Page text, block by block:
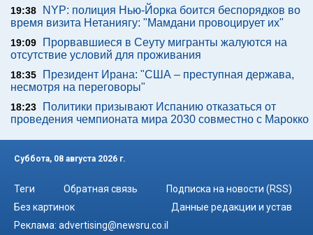
19:38
NYP: полиция Нью-Йорка боится беспорядков во
время визита Нетаниягу: "Мамдани провоцирует их"
19:09
Прорвавшиеся в Сеуту мигранты жалуются на
отсутствие условий для проживания
18:35
Президент Ирана: "США – преступная держава,
несмотря на переговоры"
18:23
Политики призывают Испанию отказаться от
проведения чемпионата мира 2030 совместно с Марокко
Суббота, 08 августа 2026 г.
Теги Обратная связь
Подписка на новости (RSS)
Без картинок
Данные редакции и устав
Реклама: advertising@newsru.co.il